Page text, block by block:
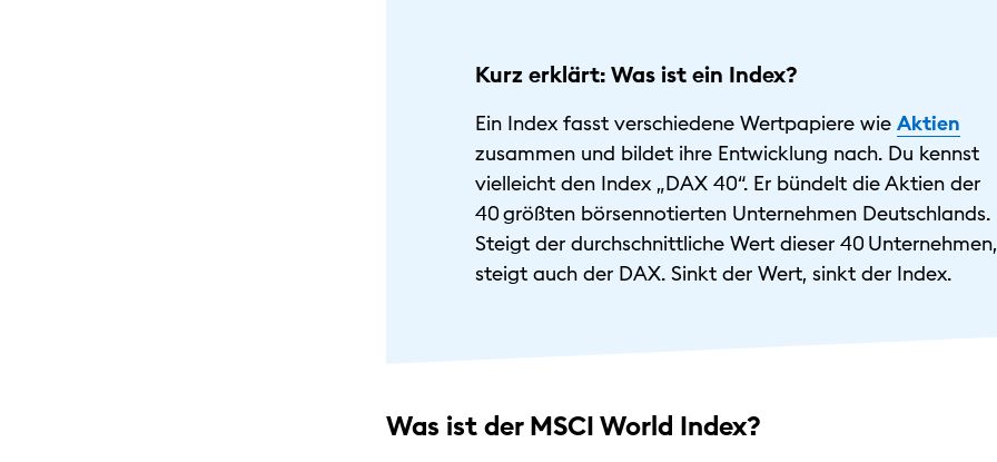
Kurz erklärt: Was ist ein Index?
Ein Index fasst verschiedene Wertpapiere wie Aktien
zusammen und bildet ihre Entwicklung nach. Du kennst
vielleicht den Index „DAX 40“. Er bündelt die Aktien der
40 größten börsennotierten Unternehmen Deutschlands.
Steigt der durchschnittliche Wert dieser 40 Unternehmen,
steigt auch der DAX. Sinkt der Wert, sinkt der Index.
Was ist der MSCI World Index?